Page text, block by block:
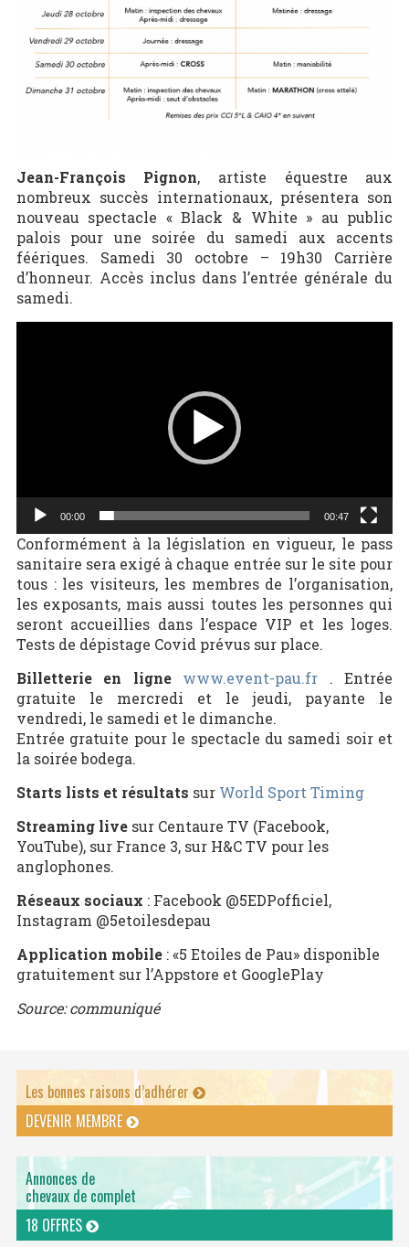
Jean-François Pignon, artiste équestre aux
nombreux succès internationaux, présentera son
nouveau spectacle « Black & White » au public
palois pour une soirée du samedi aux accents
féériques. Samedi 30 octobre – 19h30 Carrière
d’honneur. Accès inclus dans l’entrée générale du
samedi.
00:00 00:47
Conformément à la législation en vigueur, le pass
sanitaire sera exigé à chaque entrée sur le site pour
tous : les visiteurs, les membres de l’organisation,
les exposants, mais aussi toutes les personnes qui
seront accueillies dans l’espace VIP et les loges.
Tests de dépistage Covid prévus sur place.
Billetterie en ligne
www.event-pau.fr . Entrée
gratuite le mercredi et le jeudi, payante le
vendredi, le samedi et le dimanche.
Entrée gratuite pour le spectacle du samedi soir et
la soirée bodega.
Starts lists et résultats sur World Sport Timing
Streaming livesur Centaure TV (Facebook,
YouTube), sur France 3, sur H&C TV pour les
anglophones.
Réseaux sociaux : Facebook @5EDPofficiel,
Instagram @5etoilesdepau
Application mobile: «5 Etoiles de Pau» disponible
gratuitement sur l’Appstore et GooglePlay
Source: communiqué
Les bonnes raisons d’adhérer
DEVENIR MEMBRE
Annonces de
chevaux de complet
18 OFFRES